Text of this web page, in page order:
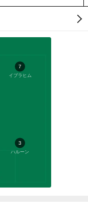
7
イブラヒム
3
ハルーン